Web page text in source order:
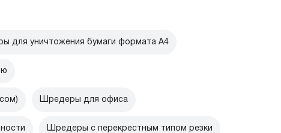
для уничтожения бумаги формата А4
Шредеры для офиса
Шредеры с перекрестным типом резки